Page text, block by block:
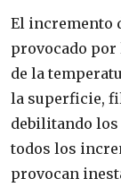
El incremento
provocado
de la
la superficie,
debilitando los
todos los
provocan